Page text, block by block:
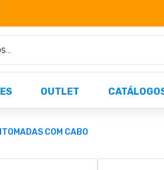
Não perca já as centenas de
OUTLET
COM CABO